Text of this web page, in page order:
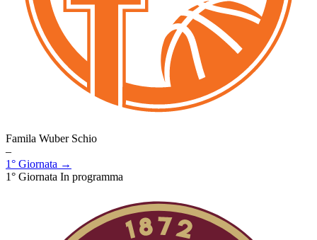
Famila Wuber Schio
–
1° Giornata →
1° Giornata In programma